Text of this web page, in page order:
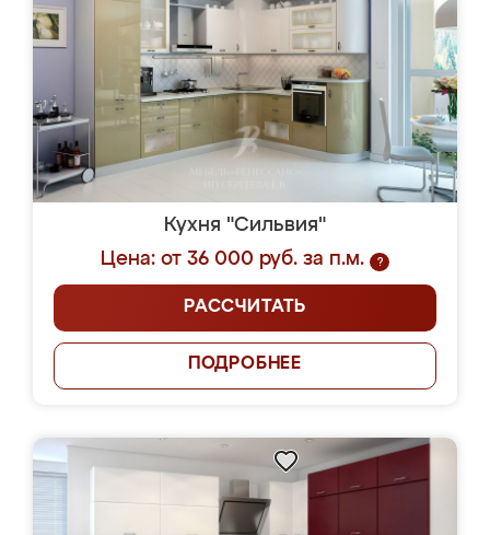
Кухня "Сильвия"
Цена: от 36 000 руб. за п.м.
?
РАССЧИТАТЬ
ПОДРОБНЕЕ